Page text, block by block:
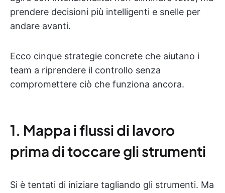
prendere decisioni più intelligenti e snelle per
andare avanti.
Ecco cinque strategie concrete che aiutano i
team a riprendere il controllo senza
compromettere ciò che funziona ancora.
1. Mappa i flussi di lavoro
prima di toccare gli strumenti
Si è tentati di iniziare tagliando gli strumenti. Ma